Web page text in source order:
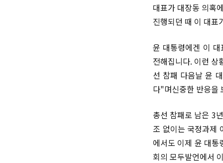
대표가 대장동 의혹
진행되던 때 이 대표
윤 대통령에겐 이
전해집니다. 이런 상
선 참패 다음날 윤
다"며신중한 반응을
총선 참패로 남은 3
조 없이는 국정과제
에서도 이제 윤 대통
회의 모두발언에서